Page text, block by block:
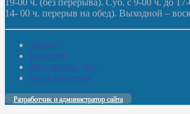
19-00 ч. (без перерыва). Суб. с 9-00 ч. до
14- 00 ч. перерыв на обед). Выходной –
Домой
Новости
Документы. Все
Мы в соцсетях
Разработчик и администратор сайта